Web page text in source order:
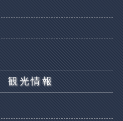
観光情報